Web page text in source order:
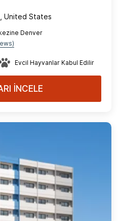
United States
Denver
Evcil Hayvanlar Kabul Edilir
İNCELE